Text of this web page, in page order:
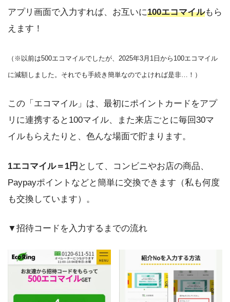
アプリ画面で入力すれば、お互いに100エコマイルもら
えます！
（※以前は500エコマイルでしたが、2025年3月1日から100エコマイル
に減額しました。それでも手続き簡単なのでよければ是非…！）
この「エコマイル」は、最初にポイントカードをアプ
リに連携すると100マイル、また来店ごとに毎回30マ
イルもらえたりと、色んな場面で貯まります。
1エコマイル＝1円 として、コンビニやお店の商品、
Paypayポイントなどと簡単に交換できます（私も何度
も交換しています）。
▼招待コードを入力するまでの流れ